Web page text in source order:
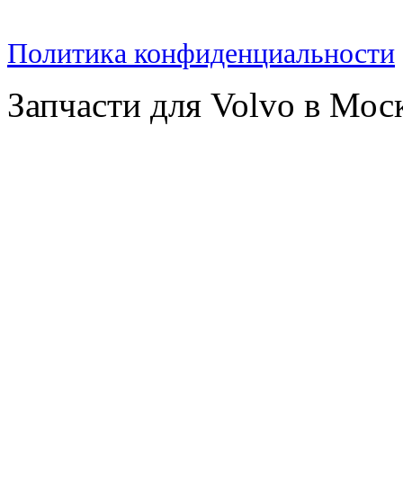
Политика конфиденциальности
Запчасти для Volvo в